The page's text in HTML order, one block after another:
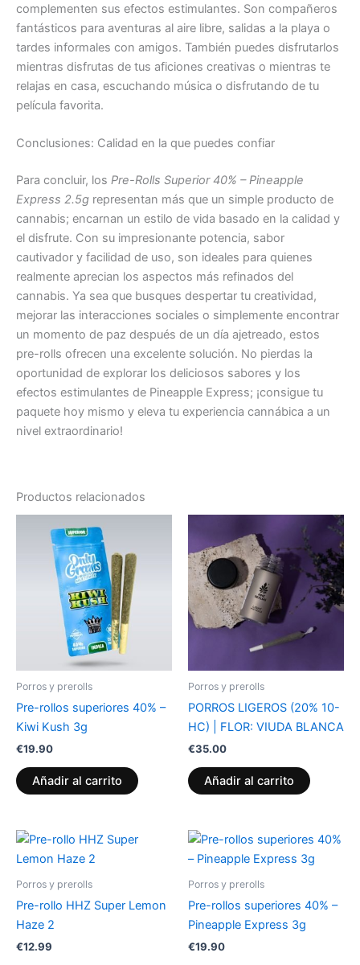
complementen sus efectos estimulantes. Son compañeros
fantásticos para aventuras al aire libre, salidas a la playa o
tardes informales con amigos. También puedes disfrutarlos
mientras disfrutas de tus aficiones creativas o mientras te
relajas en casa, escuchando música o disfrutando de tu
película favorita.
Conclusiones: Calidad en la que puedes confiar
Para concluir, los Pre-Rolls Superior 40% – Pineapple
Express 2.5g representan más que un simple producto de
cannabis; encarnan un estilo de vida basado en la calidad y
el disfrute. Con su impresionante potencia, sabor
cautivador y facilidad de uso, son ideales para quienes
realmente aprecian los aspectos más refinados del
cannabis. Ya sea que busques despertar tu creatividad,
mejorar las interacciones sociales o simplemente encontrar
un momento de paz después de un día ajetreado, estos
pre-rolls ofrecen una excelente solución. No pierdas la
oportunidad de explorar los deliciosos sabores y los
efectos estimulantes de Pineapple Express; ¡consigue tu
paquete hoy mismo y eleva tu experiencia cannábica a un
nivel extraordinario!
Productos relacionados
Porros y prerolls
Pre-rollos superiores 40% –
Kiwi Kush 3g
€19.90
Añadir al carrito
Porros y prerolls
PORROS LIGEROS (20% 10-
HC) | FLOR: VIUDA BLANCA
€35.00
Añadir al carrito
Porros y prerolls
Pre-rollo HHZ Super Lemon
Haze 2
€12.99
Porros y prerolls
Pre-rollos superiores 40% –
Pineapple Express 3g
€19.90